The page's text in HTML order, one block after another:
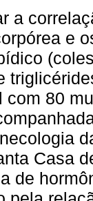
a
e
com 80
Casa
de